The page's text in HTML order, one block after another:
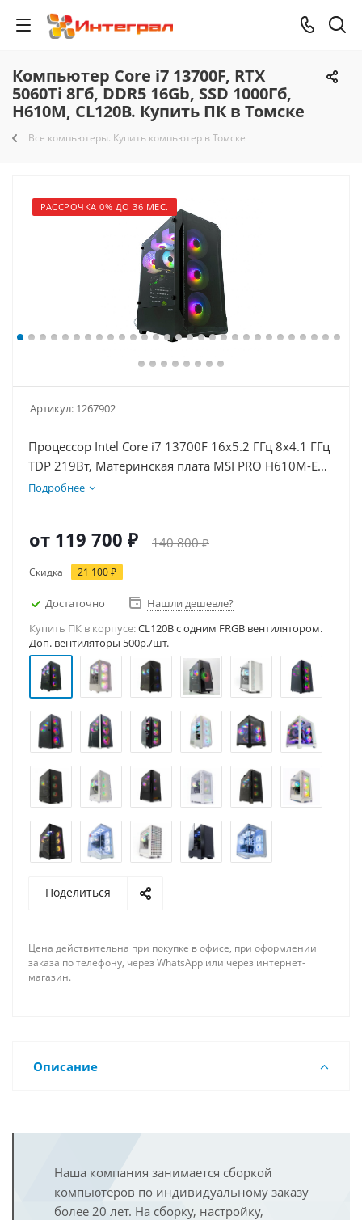
Компьютер Core i7 13700F, RTX
5060Ti 8Гб, DDR5 16Gb, SSD 1000Гб,
H610M, CL120B. Купить ПК в Томске
Все компьютеры. Купить компьютер в Томске
РАССРОЧКА 0% ДО 36 МЕС.
Артикул: 1267902
Процессор Intel Core i7 13700F 16x5.2 ГГц 8x4.1 ГГц
TDP 219Вт, Материнская плата MSI PRO H610M-E
D5, Видеокарта RTX 5060Ti 8Гб, Память
Подробнее
от 119 700 ₽ 140 800 ₽
Скидка 21 100 ₽
Достаточно
Нашли дешевле?
Купить ПК в корпусе:CL120B c одним FRGB вентилятором.
Доп. вентиляторы 500р./шт.
Поделиться
Цена действительна при покупке в офисе, при оформлении
заказа по телефону, через WhatsApp или через интернет-
магазин.
Описание
Наша компания занимается сборкой
компьютеров по индивидуальному заказу
более 20 лет. На сборку, настройку,